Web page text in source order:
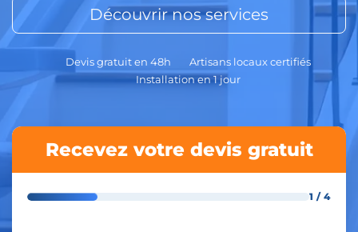
Découvrir nos services
Devis gratuit en 48h
Artisans locaux certifiés
Installation en 1 jour
Recevez votre devis gratuit
1 / 4